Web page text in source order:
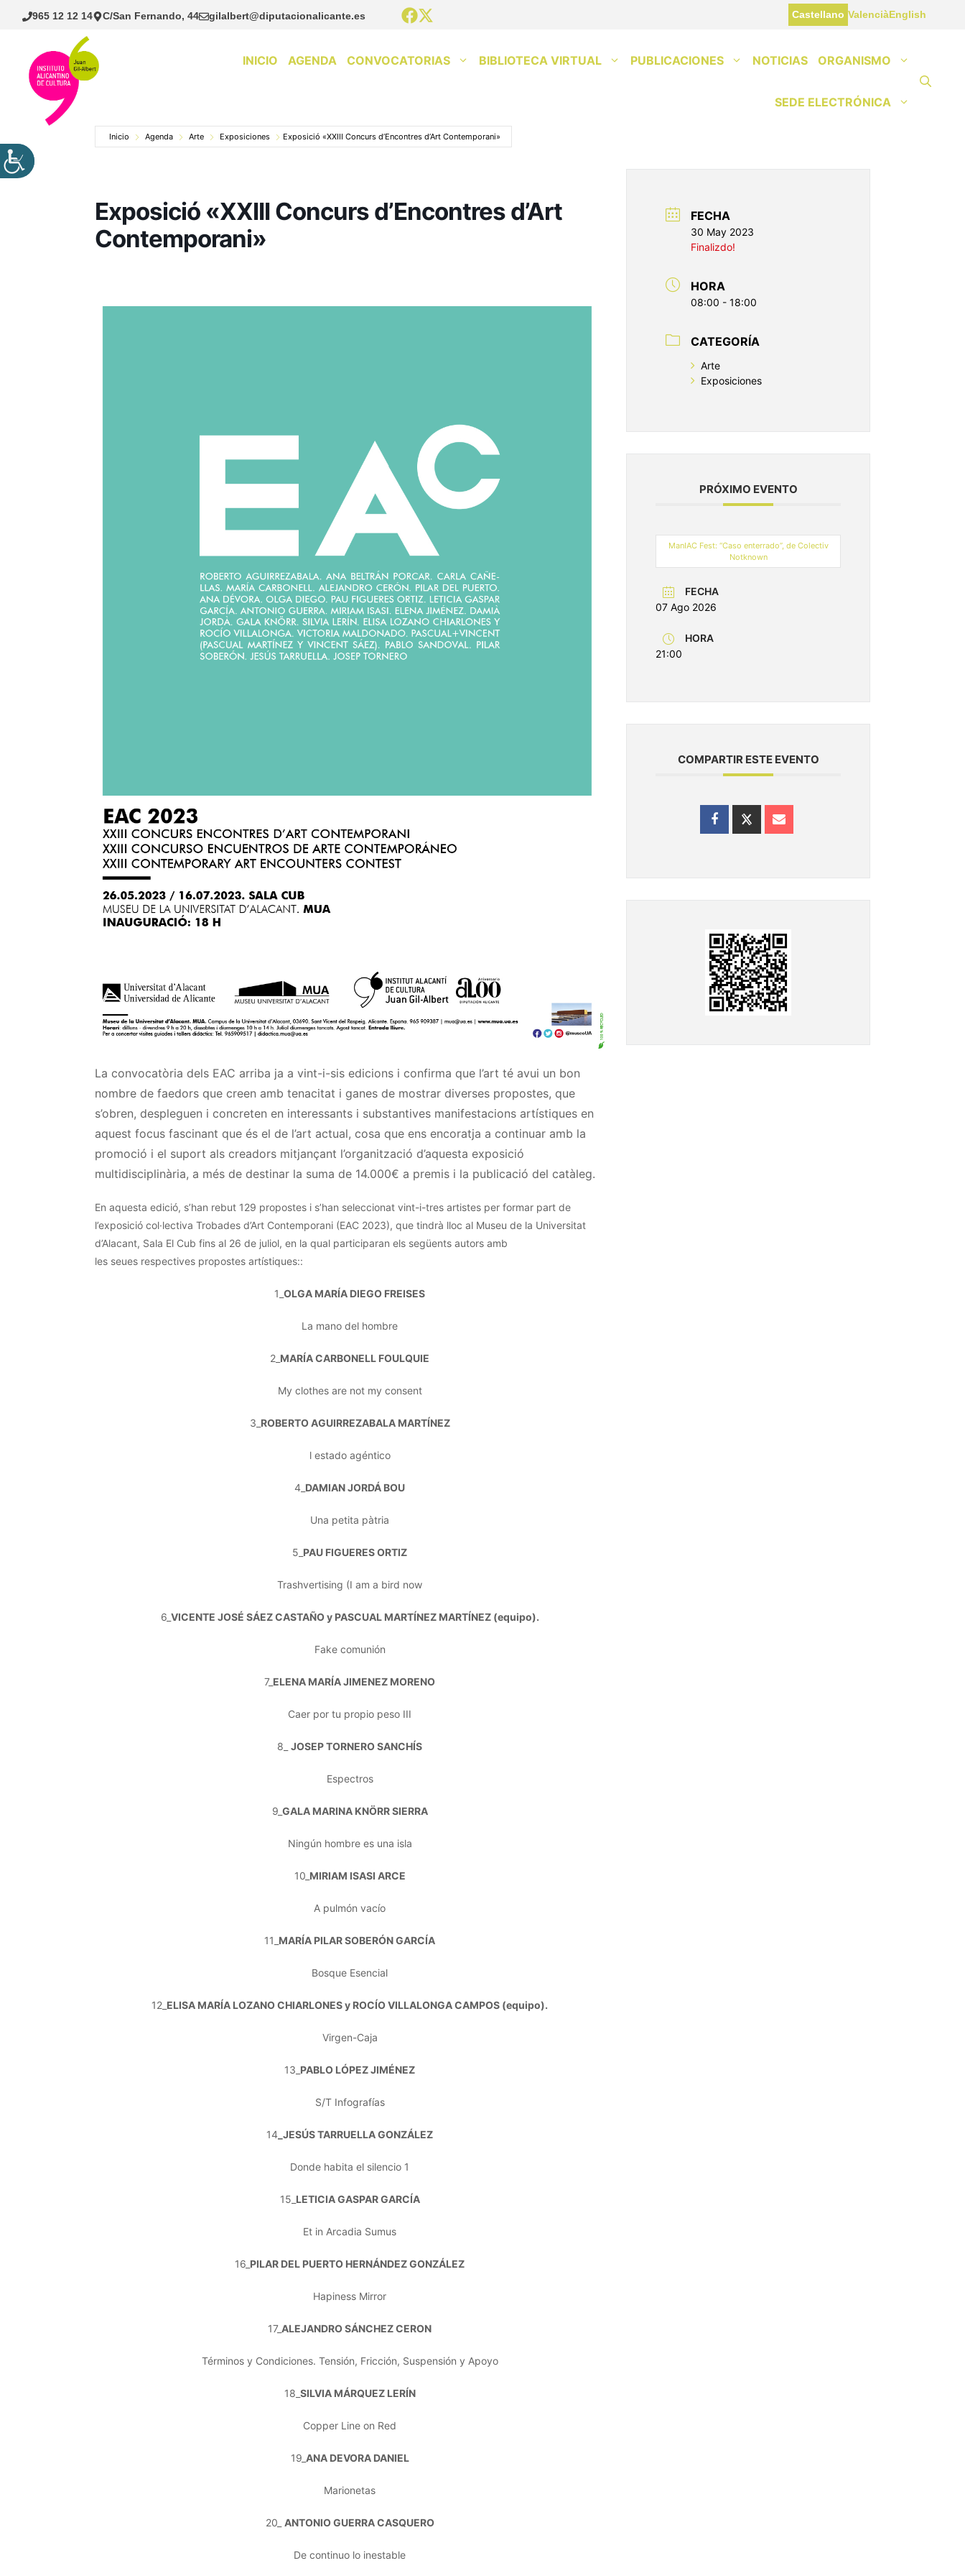
Saltar
965 12 12 14 C/San Fernando, 44 gilalbert@diputacionalicante.es Castellano ValenciàEnglish
INICIO AGENDA CONVOCATORIAS BIBLIOTECA VIRTUAL PUBLICACIONES NOTICIAS ORGANISMO
SEDE ELECTRÓNICA
Inicio Agenda Arte Exposiciones Exposició «XXIII Concurs d’Encontres d’Art Contemporani»
Exposició «XXIII Concurs d’Encontres d’Art
Contemporani»
La convocatòria dels EAC arriba ja a vint-i-sis edicions i confirma que l’art té avui un bon
nombre de faedors que creen amb tenacitat i ganes de mostrar diverses propostes, que
s’obren, despleguen i concreten en interessants i substantives manifestacions artístiques en
aquest focus fascinant que és el de l’art actual, cosa que ens encoratja a continuar amb la
promoció i el suport als creadors mitjançant l’organització d’aquesta exposició
multidisciplinària, a més de destinar la suma de 14.000€ a premis i la publicació del catàleg.
En aquesta edició, s’han rebut 129 propostes i s’han seleccionat vint-i-tres artistes per formar part de
l’exposició col·lectiva Trobades d’Art Contemporani (EAC 2023), que tindrà lloc al Museu de la Universitat
d’Alacant, Sala El Cub fins al 26 de juliol, en la qual participaran els següents autors amb
les seues respectives propostes artístiques::
1_ OLGA MARÍA DIEGO FREISES
La mano del hombre
2_ MARÍA CARBONELL FOULQUIE
My clothes are not my consent
3_ ROBERTO AGUIRREZABALA MARTÍNEZ
l estado agéntico
4_ DAMIAN JORDÁ BOU
Una petita pàtria
5_ PAU FIGUERES ORTIZ
Trashvertising (I am a bird now
6_ VICENTE JOSÉ SÁEZ CASTAÑO y PASCUAL MARTÍNEZ MARTÍNEZ (equipo).
Fake comunión
7_ ELENA MARÍA JIMENEZ MORENO
Caer por tu propio peso III
8_ JOSEP TORNERO SANCHÍS
Espectros
9_ GALA MARINA KNÖRR SIERRA
Ningún hombre es una isla
10_ MIRIAM ISASI ARCE
A pulmón vacío
11_ MARÍA PILAR SOBERÓN GARCÍA
Bosque Esencial
12_ ELISA MARÍA LOZANO CHIARLONES y ROCÍO VILLALONGA CAMPOS (equipo).
Virgen-Caja
13_ PABLO LÓPEZ JIMÉNEZ
S/T Infografías
14 _JESÚS TARRUELLA GONZÁLEZ
Donde habita el silencio 1
15_ LETICIA GASPAR GARCÍA
Et in Arcadia Sumus
16_ PILAR DEL PUERTO HERNÁNDEZ GONZÁLEZ
Hapiness Mirror
17_ ALEJANDRO SÁNCHEZ CERON
Términos y Condiciones. Tensión, Fricción, Suspensión y Apoyo
18_ SILVIA MÁRQUEZ LERÍN
Copper Line on Red
19_ ANA DEVORA DANIEL
Marionetas
20_ ANTONIO GUERRA CASQUERO
De continuo lo inestable
FECHA
30 May 2023
Finalizdo!
HORA
08:00 - 18:00
CATEGORÍA
Arte
Exposiciones
PRÓXIMO EVENTO
ManIAC Fest: “Caso enterrado”, de Colectiv
Notknown
FECHA
07 Ago 2026
HORA
21:00
COMPARTIR ESTE EVENTO